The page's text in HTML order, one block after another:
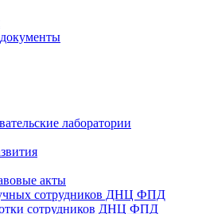
лаборатории
акты
сотрудников ДНЦ ФПД
сотрудников ДНЦ ФПД